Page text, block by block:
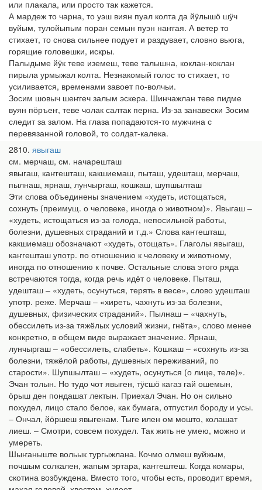
или плакала, или просто так кажется.
А мардеж то чарна, то уэш виян пуал колта да йӱлышӧ шӱч
вуйым, тулойыпым поран семын пуэн наҥгая. А ветер то
стихает, то снова сильнее подует и раздувает, словно вьюга,
горящие головешки, искры.
Палыдыме йӱк теве иземеш, теве талышна, коклан-коклан
пирыла урмыжал колта. Незнакомый голос то стихает, то
усиливается, временами завоет по-волчьи.
Зосим шовыч шеҥгеч залым эскера. Шинчажлан теве пидме
вуян пӧръеҥ, теве чолак салтак перна. Из-за занавески Зосим
следит за залом. На глаза попадаются-то мужчина с
перевязанной головой, то солдат-калека.
2810 явыгаш
см. мерчаш, см. начарешташ
явыгаш, каҥгешташ, какшиемаш, пыташ, удешташ, мерчаш,
пылнаш, ярнаш, лунчыргаш, кошкаш, шупшылташ
Эти слова объединены значением «худеть, истощаться,
сохнуть (преимущ. о человеке, иногда о животном)». Явыгаш –
«худеть, истощаться из-за голода, непосильной работы,
болезни, душевных страданий и т.д.» Слова каҥгешташ,
какшиемаш обозначают «худеть, отощать». Глаголы явыгаш,
каҥгешташ употр. по отношению к человеку и животному,
иногда по отношению к почве. Остальные слова этого ряда
встречаются тогда, когда речь идёт о человеке. Пыташ,
удешташ – «худеть, осунуться, терять в весе», слово удешташ
употр. реже. Мерчаш – «хиреть, чахнуть из-за болезни,
душевных, физических страданий». Пылнаш – «чахнуть,
обессилеть из-за тяжёлых условий жизни, гнёта», слово менее
конкретно, в общем виде выражает значение. Ярнаш,
лунчыргаш – «обессилеть, слабеть». Кошкаш – «сохнуть из-за
болезни, тяжёлой работы, душевных переживаний, по
старости». Шупшылташ – «худеть, осунуться (о лице, теле)».
Эчан толын. Но тудо чот явыген, тӱсшӧ кагаз гай ошемын,
ӧрыш ден пондашат лектын. Приехал Эчан. Но он сильно
похудел, лицо стало белое, как бумага, отпустил бороду и усы.
– Ончал, йӧршеш явыгенам. Тыге илен ом мошто, колашат
лиеш. – Смотри, совсем похудел. Так жить не умею, можно и
умереть.
Шыҥаныште вольык тургыжлана. Кочмо олмеш вуйжым,
почшым солкален, жапым эртара, каҥгештеш. Когда комары,
скотина возбуждена. Вместо того, чтобы есть, проводит время,